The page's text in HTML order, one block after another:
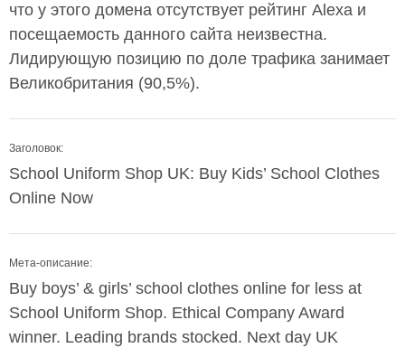
что у этого домена отсутствует рейтинг Alexa и
посещаемость данного сайта неизвестна.
Лидирующую позицию по доле трафика занимает
Великобритания (90,5%).
Заголовок:
School Uniform Shop UK: Buy Kids’ School Clothes
Online Now
Мета-описание:
Buy boys’ & girls’ school clothes online for less at
School Uniform Shop. Ethical Company Award
winner. Leading brands stocked. Next day UK